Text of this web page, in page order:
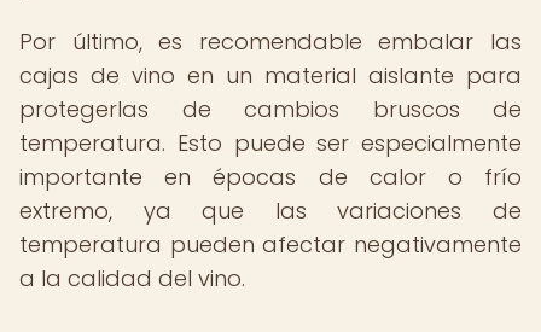
Por último, es recomendable embalar las
cajas de vino en un material aislante para
protegerlas de cambios bruscos de
temperatura. Esto puede ser especialmente
importante en épocas de calor o frío
extremo, ya que las variaciones de
temperatura pueden afectar negativamente
a la calidad del vino.